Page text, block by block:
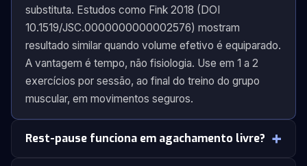
substituta. Estudos como Fink 2018 (DOI
10.1519/JSC.0000000000002576) mostram
resultado similar quando volume efetivo é equiparado.
A vantagem é tempo, não fisiologia. Use em 1 a 2
exercícios por sessão, ao final do treino do grupo
muscular, em movimentos seguros.
Rest-pause funciona em agachamento livre?